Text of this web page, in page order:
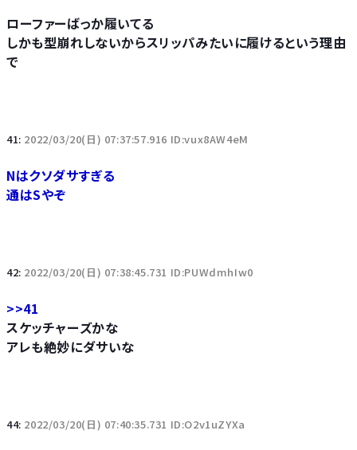
ローファーばっか履いてる
しかも型崩れしないからスリッパみたいに履けるという理由
で
41: 2022/03/20(日) 07:37:57.916 ID:vux8AW4eM
Nはクソダサすぎる
通はSやぞ
42: 2022/03/20(日) 07:38:45.731 ID:PUWdmhIw0
>>41
スケッチャーズかな
アレも絶妙にダサいな
44: 2022/03/20(日) 07:40:35.731 ID:O2v1uZYXa